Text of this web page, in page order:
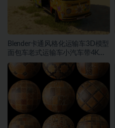
Blender卡通风格化运输车3D模型
面包车老式运输车小汽车带4K纹
理